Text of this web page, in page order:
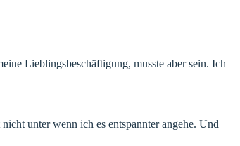
Lieblingsbeschäftigung, musste aber sein. Ich
unter wenn ich es entspannter angehe. Und